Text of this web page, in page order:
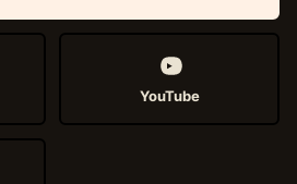
YouTube